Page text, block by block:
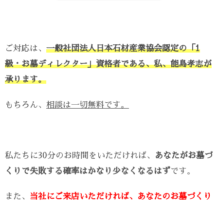
ご対応は、 一般社団法人日本石材産業協会認定の「1
級・お墓ディレクター」資格者である、私、能島孝志が
承ります。
もちろん、 相談は一切無料です。
私たちに30分のお時間をいただければ、
あなたがお墓づ
くりで失敗する確率はかなり少なくなるはずです。
また、 当社にご来店いただければ、あなたのお墓づくり